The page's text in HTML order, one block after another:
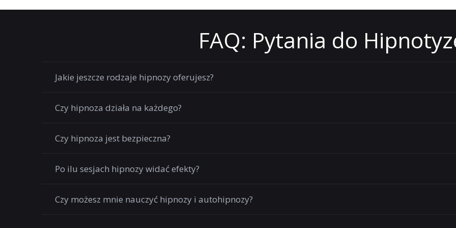
FAQ: Pytania do
Jakie jeszcze rodzaje hipnozy oferujesz?
Czy hipnoza działa na każdego?
Czy hipnoza jest bezpieczna?
Po ilu sesjach hipnozy widać efekty?
Czy możesz mnie nauczyć hipnozy i autohipnozy?